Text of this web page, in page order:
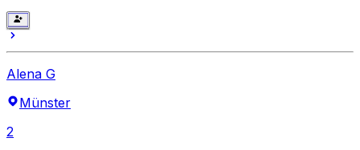
Alena G
Münster
2